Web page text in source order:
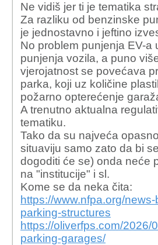
Ne vidiš jer ti je tematika
Za razliku od benzinske
je jednostavno i jeftino
No problem punjenja EV-a
punjenja vozila, a puno
vjerojatnost se povećava
parka, koji uz količine
požarno opterećenje
A trenutno aktualna
tematiku.
Tako da su najveća
situaviju samo zato da bi
dogoditi će se) onda neće
na "institucije" i sl.
Kome se da neka čita:
https://www.nfpa.org/
parking-structures
https://oliverfps.com/2026/
parking-garages/